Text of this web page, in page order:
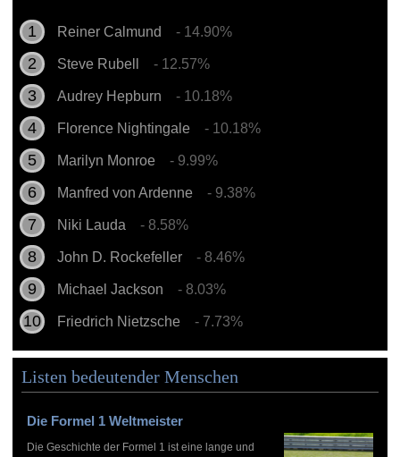
Reiner Calmund - 14.90%
Steve Rubell - 12.57%
Audrey Hepburn - 10.18%
Florence Nightingale - 10.18%
Marilyn Monroe - 9.99%
Manfred von Ardenne - 9.38%
Niki Lauda - 8.58%
John D. Rockefeller - 8.46%
Michael Jackson - 8.03%
Friedrich Nietzsche - 7.73%
Listen bedeutender Menschen
Die Formel 1 Weltmeister
Die Geschichte der Formel 1 ist eine lange und